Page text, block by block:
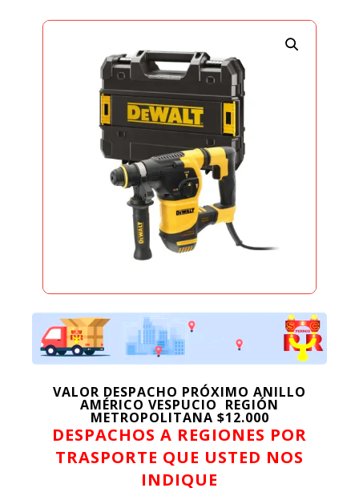
VALOR DESPACHO PRÓXIMO ANILLO
AMÉRICO VESPUCIO REGIÓN
METROPOLITANA $12.000
DESPACHOS A REGIONES POR
TRASPORTE QUE USTED NOS
INDIQUE